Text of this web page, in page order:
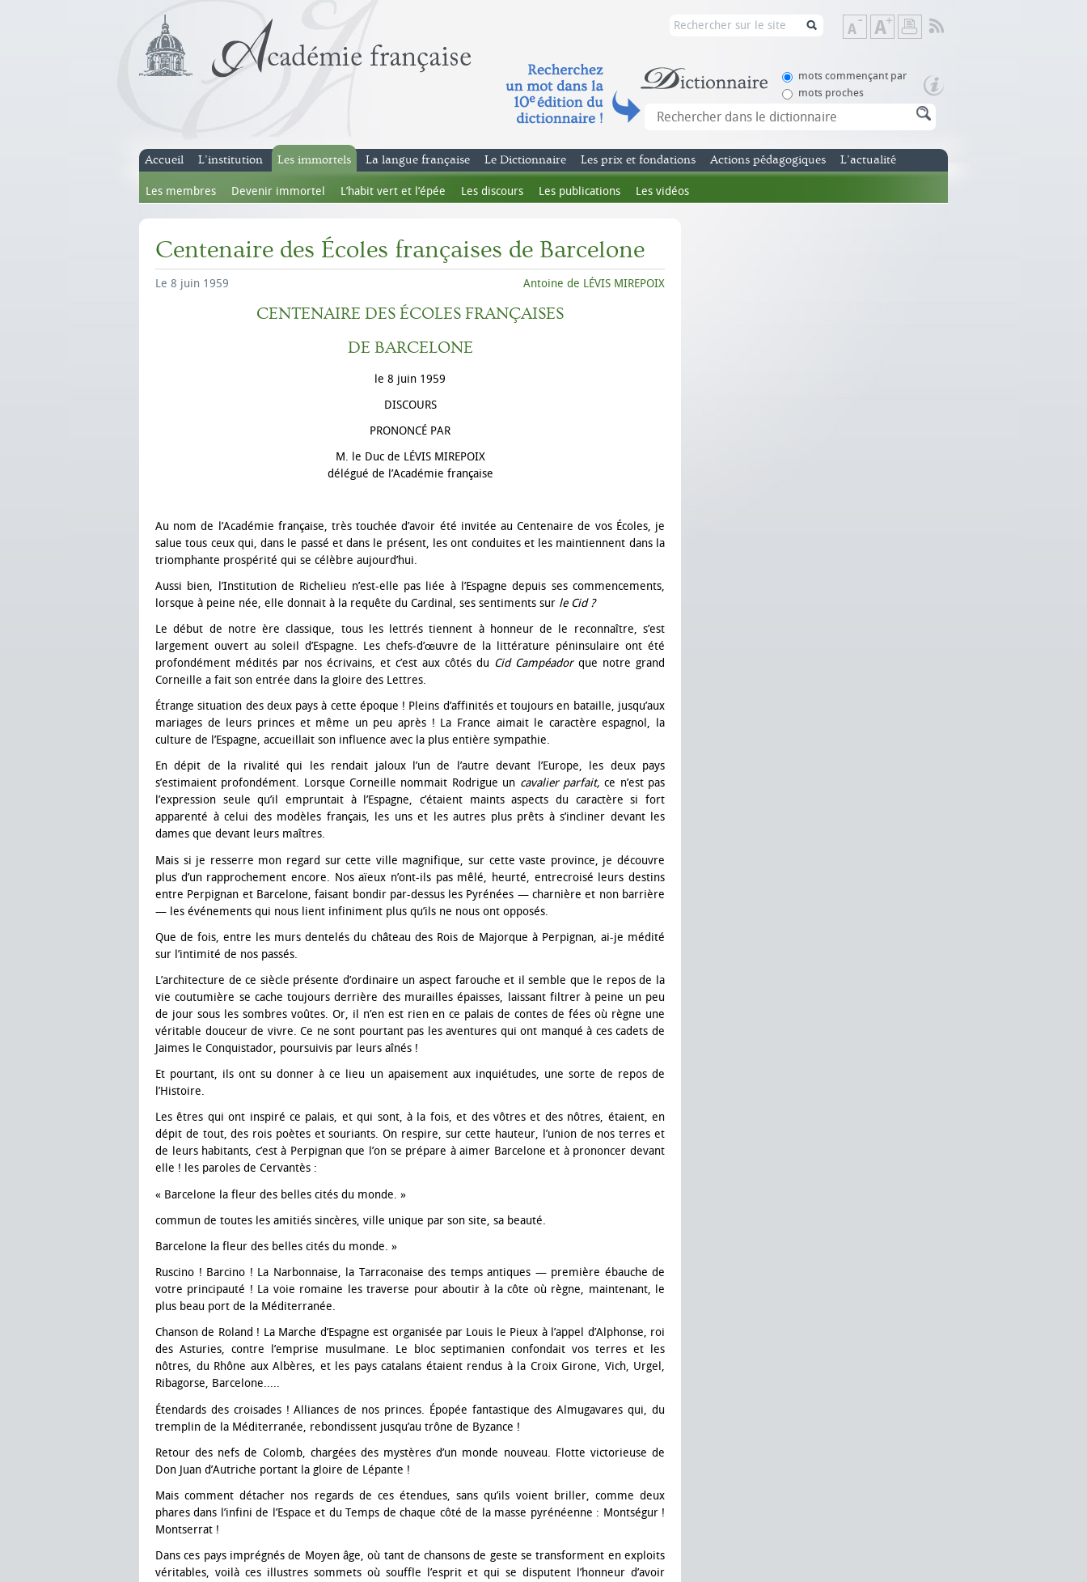
Diminuer
la
de
Augmenter
la
de
mots commençant par
mots proches
Accueil L’institution Les immortels
Les membres Devenir immortel L’habit vert et l’épée Les discours Les publications Les vidéos
La langue française Le Dictionnaire Les prix et fondations Actions pédagogiques L’actualité
Centenaire des Écoles françaises de Barcelone
Le 8 juin 1959 Antoine de LÉVIS MIREPOIX
CENTENAIRE DES ÉCOLES FRANÇAISES
DE BARCELONE
le 8 juin 1959
DISCOURS
PRONONCÉ PAR
M. le Duc de LÉVIS MIREPOIX
délégué de l’Académie française
Au nom de l’Académie française, très touchée d’avoir été invitée au Centenaire de vos Écoles, je
salue tous ceux qui, dans le passé et dans le présent, les ont conduites et les maintiennent dans la
triomphante prospérité qui se célèbre aujourd’hui.
Aussi bien, l’Institution de Richelieu n’est-elle pas liée à l’Espagne depuis ses commencements,
lorsque à peine née, elle donnait à la requête du Cardinal, ses sentiments sur le Cid ?
Le début de notre ère classique, tous les lettrés tiennent à honneur de le reconnaître, s’est
largement ouvert au soleil d’Espagne. Les chefs-d’œuvre de la littérature péninsulaire ont été
profondément médités par nos écrivains, et c’est aux côtés du Cid Campéadorque notre grand
Corneille a fait son entrée dans la gloire des Lettres.
Étrange situation des deux pays à cette époque ! Pleins d’affinités et toujours en bataille, jusqu’aux
mariages de leurs princes et même un peu après ! La France aimait le caractère espagnol, la
culture de l’Espagne, accueillait son influence avec la plus entière sympathie.
En dépit de la rivalité qui les rendait jaloux l’un de l’autre devant l’Europe, les deux pays
s’estimaient profondément. Lorsque Corneille nommait Rodrigue un cavalier parfait,ce n’est pas
l’expression seule qu’il empruntait à l’Espagne, c’étaient maints aspects du caractère si fort
apparenté à celui des modèles français, les uns et les autres plus prêts à s’incliner devant les
dames que devant leurs maîtres.
Mais si je resserre mon regard sur cette ville magnifique, sur cette vaste province, je découvre
plus d’un rapprochement encore. Nos aïeux n’ont-ils pas mêlé, heurté, entrecroisé leurs destins
entre Perpignan et Barcelone, faisant bondir par-dessus les Pyrénées — charnière et non barrière
— les événements qui nous lient infiniment plus qu’ils ne nous ont opposés.
Que de fois, entre les murs dentelés du château des Rois de Majorque à Perpignan, ai-je médité
sur l’intimité de nos passés.
L’architecture de ce siècle présente d’ordinaire un aspect farouche et il semble que le repos de la
vie coutumière se cache toujours derrière des murailles épaisses, laissant filtrer à peine un peu
de jour sous les sombres voûtes. Or, il n’en est rien en ce palais de contes de fées où règne une
véritable douceur de vivre. Ce ne sont pourtant pas les aventures qui ont manqué à ces cadets de
Jaimes le Conquistador, poursuivis par leurs aînés !
Et pourtant, ils ont su donner à ce lieu un apaisement aux inquiétudes, une sorte de repos de
l’Histoire.
Les êtres qui ont inspiré ce palais, et qui sont, à la fois, et des vôtres et des nôtres, étaient, en
dépit de tout, des rois poètes et souriants. On respire, sur cette hauteur, l’union de nos terres et
de leurs habitants, c’est à Perpignan que l’on se prépare à aimer Barcelone et à prononcer devant
elle ! les paroles de Cervantès :
« Barcelone la fleur des belles cités du monde. »
commun de toutes les amitiés sincères, ville unique par son site, sa beauté.
Barcelone la fleur des belles cités du monde. »
Ruscino ! Barcino ! La Narbonnaise, la Tarraconaise des temps antiques — première ébauche de
votre principauté ! La voie romaine les traverse pour aboutir à la côte où règne, maintenant, le
plus beau port de la Méditerranée.
Chanson de Roland ! La Marche d’Espagne est organisée par Louis le Pieux à l’appel d’Alphonse, roi
des Asturies, contre l’emprise musulmane. Le bloc septimanien confondait vos terres et les
nôtres, du Rhône aux Albères, et les pays catalans étaient rendus à la Croix Girone, Vich, Urgel,
Ribagorse, Barcelone.....
Étendards des croisades ! Alliances de nos princes. Épopée fantastique des Almugavares qui, du
tremplin de la Méditerranée, rebondissent jusqu’au trône de Byzance !
Retour des nefs de Colomb, chargées des mystères d’un monde nouveau. Flotte victorieuse de
Don Juan d’Autriche portant la gloire de Lépante !
Mais comment détacher nos regards de ces étendues, sans qu’ils voient briller, comme deux
phares dans l’infini de l’Espace et du Temps de chaque côté de la masse pyrénéenne : Montségur !
Montserrat !
Dans ces pays imprégnés de Moyen âge, où tant de chansons de geste se transforment en exploits
véritables, voilà ces illustres sommets où souffle l’esprit et qui se disputent l’honneur d’avoir